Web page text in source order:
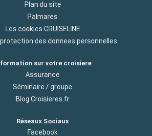
Plan du site
Palmares
Les cookies CRUISELINE
des donnees personnelles
sur votre croisiere
Assurance
Séminaire / groupe
Blog Croisieres.fr
Réseaux Sociaux
Facebook